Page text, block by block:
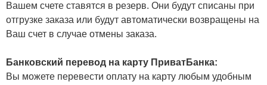
Вашем счете ставятся в резерв. Они будут списаны при
отгрузке заказа или будут автоматически возвращены на
Ваш счет в случае отмены заказа.
Банковский перевод на карту ПриватБанка:
Вы можете перевести оплату на карту любым удобным